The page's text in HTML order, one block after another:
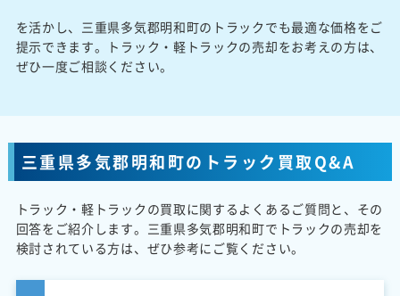
を活かし、三重県多気郡明和町のトラックでも最適な価格をご
提示できます。トラック・軽トラックの売却をお考えの方は、
ぜひ一度ご相談ください。
三重県多気郡明和町のトラック買取Q&A
トラック・軽トラックの買取に関するよくあるご質問と、その
回答をご紹介します。三重県多気郡明和町でトラックの売却を
検討されている方は、ぜひ参考にご覧ください。